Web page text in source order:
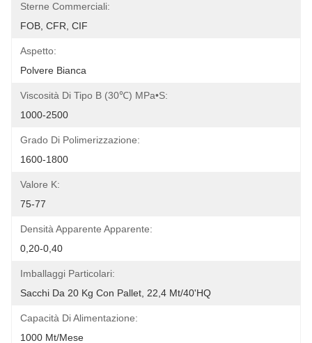
Sterne Commerciali:
FOB, CFR, CIF
Aspetto:
Polvere Bianca
Viscosità Di Tipo B (30℃) MPa•s:
1000-2500
Grado Di Polimerizzazione:
1600-1800
Valore K:
75-77
Densità Apparente Apparente:
0,20-0,40
Imballaggi Particolari:
Sacchi Da 20 Kg Con Pallet, 22,4 Mt/40'HQ
Capacità Di Alimentazione:
1000 Mt/mese